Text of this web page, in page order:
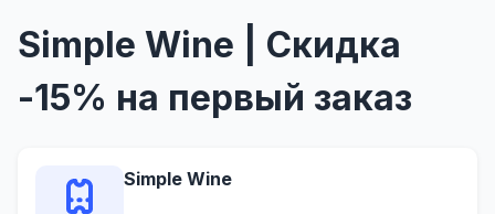
Simple Wine | Скидка
-15% на первый заказ
Simple Wine